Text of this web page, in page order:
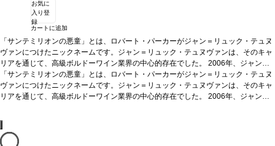
お気に
入り登
録
カートに追加
「サンテミリオンの悪童」とは、ロバート・パーカーがジャン＝リュック・テュヌ
ヴァンにつけたニックネームです。ジャン＝リュック・テュヌヴァンは、そのキャ
リアを通じて、高級ボルドーワイン業界の中心的存在でした。 2006年、ジャン・
リュック・テュヌヴァンの娘がこの土地を購入し、ドメーヌ・ヴィルジニー・テュ
ヌヴァン（L'Enclos de Virginie）と命名しました。テイスティングノート素晴ら
しくジューシーで、ブラックベリーやブルーベリーの複雑な層が感じられる。ミデ
クリング
キ/炒飯/肉じゃが/すきやき/豚角煮/焼きナス/焼き鳥/牛丼/ダック）
メルロー
「サンテミリオンの悪童」とは、ロバート・パーカーがジャン＝リュック・テュヌ
ヴァンにつけたニックネームです。ジャン＝リュック・テュヌヴァンは、そのキャ
リアを通じて、高級ボルドーワイン業界の中心的存在でした。 2006年、ジャン・
ヌヴァン（L'Enclos de Virginie）と命名しました。
しくジューシーで、ブラックベリーやブルーベリーの複雑な層が感じられる。ミデ
ィアムからフルボディの味わいに、滑らかなタンニンを持つ。by ジェームス・サッ